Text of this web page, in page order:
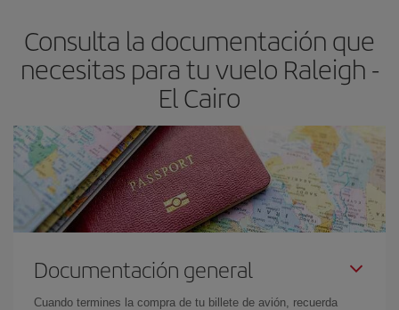
Consulta la documentación que
necesitas para tu vuelo Raleigh -
El Cairo
Documentación general
Cuando termines la compra de tu billete de avión, recuerda